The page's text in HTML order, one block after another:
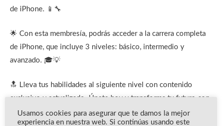
de iPhone. 📱🔧
🌟 Con esta membresía, podrás acceder a la carrera completa
de iPhone, que incluye 3 niveles: básico, intermedio y
avanzado. 🎓💡
🔝 Lleva tus habilidades al siguiente nivel con contenido
exclusivo y actualizado. Únete hoy y transforma tu futuro con
YRA. 🚀📚
Usamos cookies para asegurar que te damos la mejor
experiencia en nuestra web. Si continúas usando este